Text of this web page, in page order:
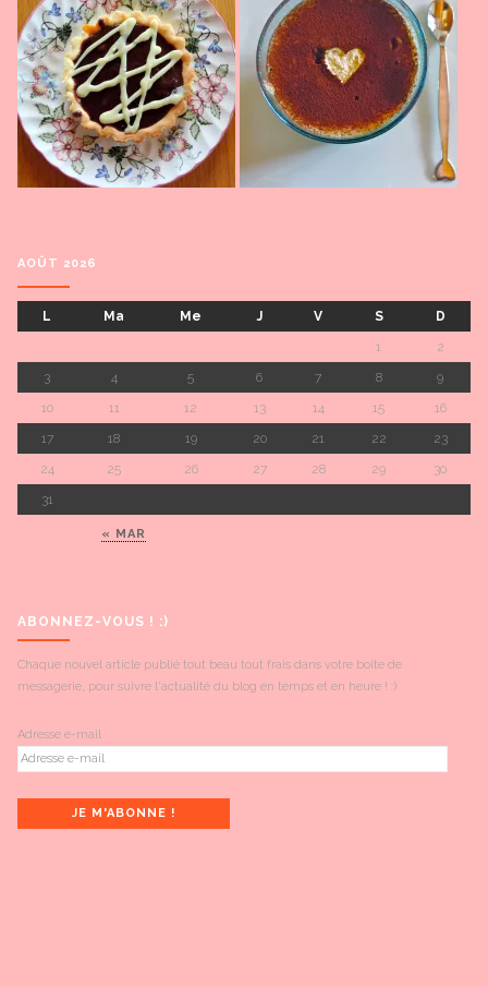
AOÛT 2026
L Ma Me J V S D
« MAR
1
2
3
4 5 6 7 8
9
10
11 12 13 14 15
16
17
18 19 20 21 22
23
24
25 26 27 28 29
30
31
ABONNEZ-VOUS ! :)
Chaque nouvel article publié tout beau tout frais dans votre boite de
messagerie, pour suivre l'actualité du blog en temps et en heure ! :)
Adresse e-mail